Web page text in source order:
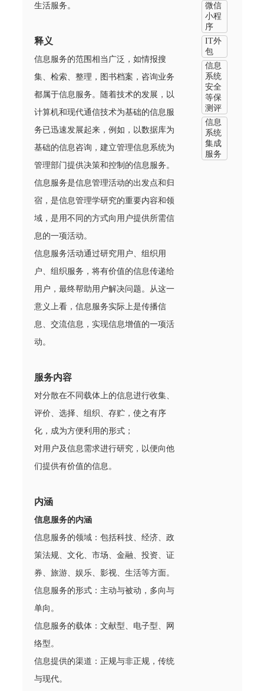
生活服务。
释义
信息服务的范围相当广泛，如情报搜
集、检索、整理，图书档案，咨询业务
都属于信息服务。随着技术的发展，以
计算机和现代通信技术为基础的信息服
务已迅速发展起来，例如，以数据库为
基础的信息咨询，建立管理信息系统为
管理部门提供决策和控制的信息服务。
信息服务是信息管理活动的出发点和归
宿，是信息管理学研究的重要内容和领
域，是用不同的方式向用户提供所需信
息的一项活动。
信息服务活动通过研究用户、组织用
户、组织服务，将有价值的信息传递给
用户，最终帮助用户解决问题。从这一
意义上看，信息服务实际上是传播信
息、交流信息，实现信息增值的一项活
动。
服务内容
对分散在不同载体上的信息进行收集、
评价、选择、组织、存贮，使之有序
化，成为方便利用的形式；
对用户及信息需求进行研究，以便向他
们提供有价值的信息。
内涵
信息服务的内涵
信息服务的领域：包括科技、经济、政
策法规、文化、市场、金融、投资、证
券、旅游、娱乐、影视、生活等方面。
信息服务的形式：主动与被动，多向与
单向。
信息服务的载体：文献型、电子型、网
络型。
信息提供的渠道：正规与非正规，传统
与现代。
微信
小程
序
IT外
包
信息
系统
安全
等保
测评
信息
系统
集成
服务